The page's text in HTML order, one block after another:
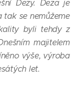
Dezy. Deza je
se nemůžeme
byli tehdy z
majitelem
výše, výroba
let.